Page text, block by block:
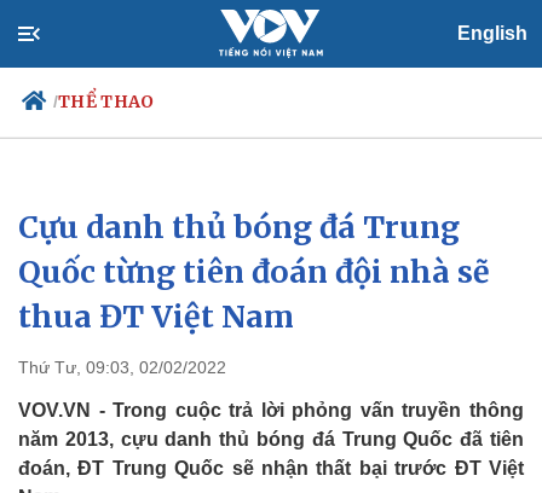
English
/THỂ THAO
Chính trị
Đảng
Tổ chức nhân sự
Quốc hội
Xã hội
Tin 24h
Dự báo thời tiết
Cựu danh thủ bóng đá Trung
Quốc từng tiên đoán đội nhà sẽ
thua ĐT Việt Nam
Thứ Tư, 09:03, 02/02/2022
VOV.VN - Trong cuộc trả lời phỏng vấn truyền thông
năm 2013, cựu danh thủ bóng đá Trung Quốc đã tiên
đoán, ĐT Trung Quốc sẽ nhận thất bại trước ĐT Việt